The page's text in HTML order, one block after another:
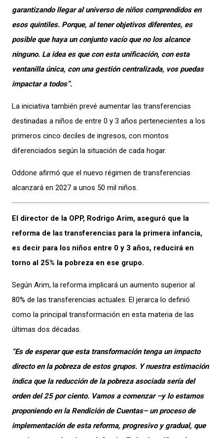
garantizando llegar al universo de niños comprendidos en
esos quintiles. Porque, al tener objetivos diferentes, es
posible que haya un conjunto vacío que no los alcance
ninguno. La idea es que con esta unificación, con esta
ventanilla única, con una gestión centralizada, vos puedas
impactar a todos”.
La iniciativa también prevé aumentar las transferencias
destinadas a niños de entre 0 y 3 años pertenecientes a los
primeros cinco deciles de ingresos, con montos
diferenciados según la situación de cada hogar.
Oddone afirmó que el nuevo régimen de transferencias
alcanzará en 2027 a unos 50 mil niños.
El director de la OPP, Rodrigo Arim, aseguró que la
reforma de las transferencias para la primera infancia,
es decir para los niños entre 0 y 3 años, reducirá en
torno al 25% la pobreza en ese grupo.
Según Arim, la reforma implicará un aumento superior al
80% de las transferencias actuales. El jerarca lo definió
como la principal transformación en esta materia de las
últimas dos décadas.
“Es de esperar que esta transformación tenga un impacto
directo en la pobreza de estos grupos. Y nuestra estimación
indica que la reducción de la pobreza asociada sería del
orden del 25 por ciento. Vamos a comenzar –y lo estamos
proponiendo en la Rendición de Cuentas– un proceso de
implementación de esta reforma, progresivo y gradual, que